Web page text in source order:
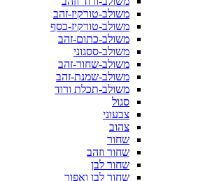
משולב-טורקיז-זהב
משולב-טורקיז-כסף
משולב-כתום-זהב
משולב-ססגוני
משולב-שחור-זהב
משולב-שמנת-זהב
משולב-תכלת ורוד
סגול
צבעוני
צהוב
שחור
שחור וזהב
שחור לבן
שחור לבן ואפור